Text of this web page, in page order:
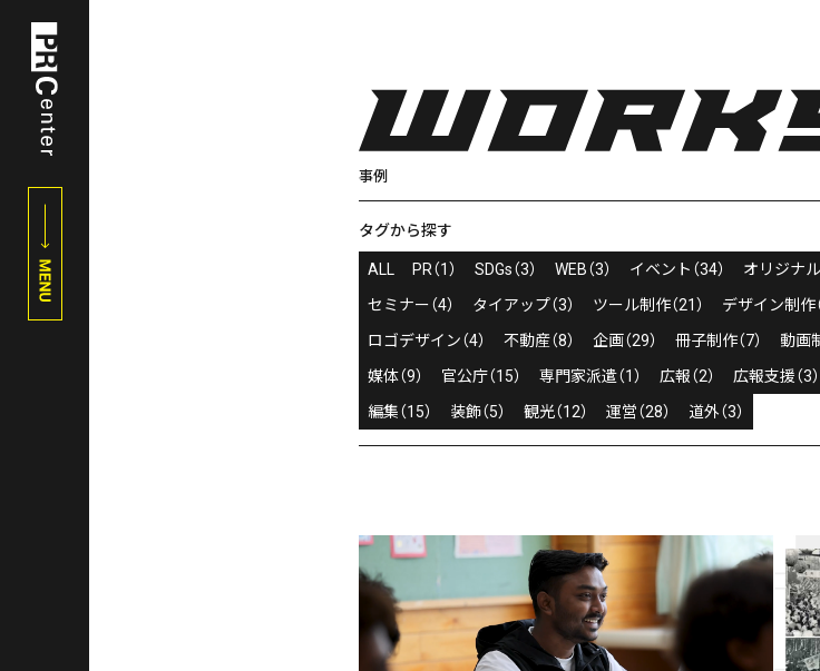
事例
タグから探す
ALL PR（1） SDGs（3） WEB（3） イベント（34） オリジナル
セミナー（4）
タイアップ（3） ツール制作（21） デザイン制作
ロゴデザイン（4）
不動産（8） 企画（29） 冊子制作（7） 動画
媒体（9）
官公庁（15） 専門家派遣（1） 広報（2） 広報支援（3）
編集（15）
装飾（5） 観光（12） 運営（28） 道外（3）